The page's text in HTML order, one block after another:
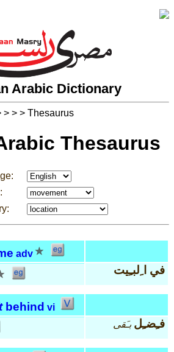
Arabic Dictionary
> > > Thesaurus
Thesaurus
adv
في ا ِلبـِيت
behind vi
فـِضـِل بـَقى